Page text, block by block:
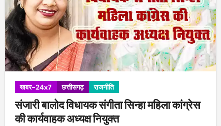
खबर-24x7 छत्तीसगढ़ राजनीति
संजारी बालोद विधायक संगीता सिन्हा महिला कांग्रेस
की कार्यवाहक अध्यक्ष नियुक्त